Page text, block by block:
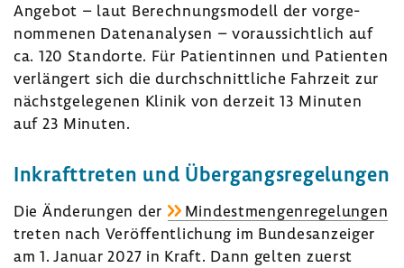
Angebot – laut Berech­nungs­mo­dell der vorge­
nom­menen Daten­ana­lysen – voraus­sicht­lich auf
ca. 120 Stand­orte. Für Pati­en­tinnen und Pati­enten
verlän­gert sich die durch­schnitt­liche Fahr­zeit zur
nächst­ge­le­genen Klinik von derzeit 13 Minuten
auf 23 Minuten.
Inkraft­treten und Über­gangs­re­ge­lungen
Die Ände­rungen der
Mindest­men­gen­re­ge­lungen
treten nach Veröf­fent­li­chung im Bundes­an­zeiger
am 1. Januar 2027 in Kraft. Dann gelten zuerst